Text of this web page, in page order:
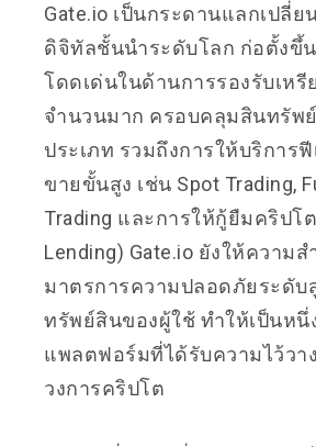
Gate.io เป็นกระดานแลกเปลี่
ดิจิทัลชั้นนำระดับโลก ก่อตั้งขึ้น
โดดเด่นในด้านการรองรับเห
จำนวนมาก ครอบคลุมสินทรัพ
ประเภท รวมถึงการให้บริการ
ขายขั้นสูง เช่น Spot Trading,
Trading และการให้กู้ยืมคริปโ
Lending) Gate.io ยังให้ความ
มาตรการความปลอดภัยระดับ
ทรัพย์สินของผู้ใช้ ทำให้เป็นหนึ่
แพลตฟอร์มที่ได้รับความไว้วา
วงการคริปโต